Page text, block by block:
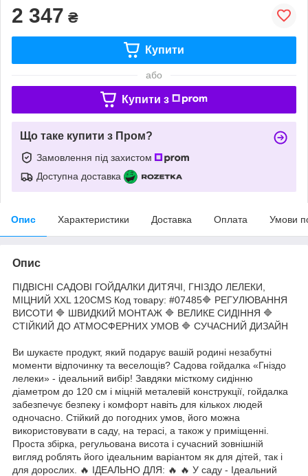
2 347 ₴
Купити
або
Купити з
Що таке купити з Пром?
Замовлення під захистом
Доступна доставка
Опис Характеристики Доставка Оплата Умови
Опис
ПІДВІСНІ САДОВІ ГОЙДАЛКИ ДИТЯЧІ, ГНІЗДО ЛЕЛЕКИ,
МІЦНИЙ XXL 120CMS Код товару: #07485🔷 РЕГУЛЮВАННЯ
ВИСОТИ 🔷 ШВИДКИЙ МОНТАЖ 🔷 ВЕЛИКЕ СИДІННЯ 🔷
СТІЙКИЙ ДО АТМОСФЕРНИХ УМОВ 🔷 СУЧАСНИЙ ДИЗАЙН
Ви шукаєте продукт, який подарує вашій родині незабутні
моменти відпочинку та веселощів? Садова гойдалка «Гніздо
лелеки» - ідеальний вибір! Завдяки місткому сидінню
діаметром до 120 см і міцній металевій конструкції, гойдалка
забезпечує безпеку і комфорт навіть для кількох людей
одночасно. Стійкий до погодних умов, його можна
використовувати в саду, на терасі, а також у приміщенні.
Проста збірка, регульована висота і сучасний зовнішній
вигляд роблять його ідеальним варіантом як для дітей, так і
для дорослих. 🔥 ІДЕАЛЬНО ДЛЯ: 🔥 🔥 У саду - Ідеальний